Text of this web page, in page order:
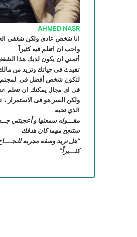
AHMED NASR
انا شخص عادى ولكن شغفي
واحب ان اتعلم فيه كثيرآ
أتمني ان يكون لديك هذا
تفيدك فى حياتك وتزيد من
لتكون شخص أفضل فى
فى اى مجال يمكنك ان تتعلم
ولكن السر هو فى الاستمرار
الذي تحبه
مقـــوله سمعتها و أعجبتني
ستنجح مهما كان هدفك
“هل تريد وصفه مجربه
كثـــيراً”